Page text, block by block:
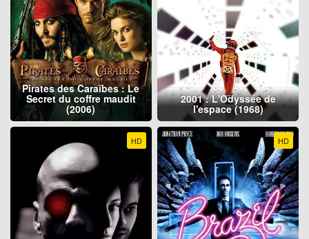
Pirates des Caraïbes : Le
Secret du coffre maudit
(2006)
2001 : L'Odyssée de
l'espace (1968)
HD HD